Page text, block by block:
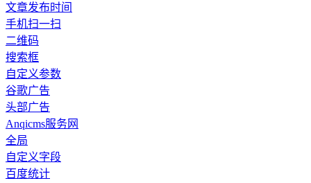
文章发布时间
手机扫一扫
二维码
搜索框
自定义参数
谷歌广告
头部广告
Anqicms服务网
全局
自定义字段
百度统计